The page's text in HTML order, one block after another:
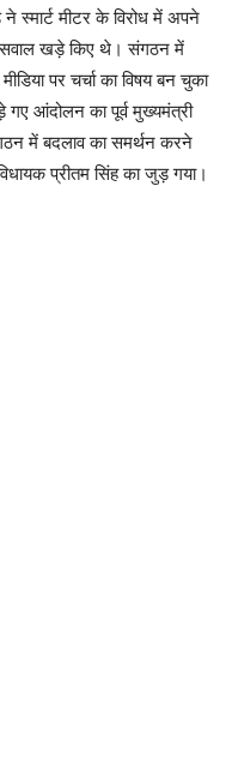
स्मार्ट मीटर के विरोध में अपने
सवाल खड़े किए थे। संगठन में
पर चर्चा का विषय बन चुका
गए आंदोलन का पूर्व मुख्यमंत्री
में बदलाव का समर्थन करने
प्रीतम सिंह का जुड़ गया।